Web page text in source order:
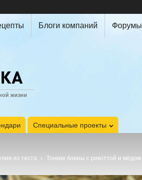
Блоги компаний Форумы
жизни
Специальные проекты
из теста Тонкие блины с рикоттой и мёдом